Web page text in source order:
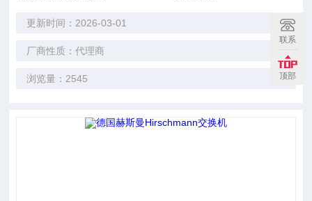
更新时间：2026-03-01
厂商性质：代理商
浏览量：2545
联系
顶部